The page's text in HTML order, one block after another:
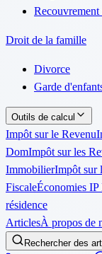
Recouvrement
Droit de la famille
Divorce
Garde
Outils de calcul
Impôt sur le Revenu
DomImpôt sur les
ImmobilierImpôt sur
FiscaleÉconomies
résidence
ArticlesÀ propos de
Rechercher des